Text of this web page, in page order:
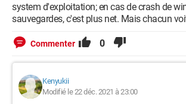
system d'exploitation; en cas de crash de
sauvegardes, c'est plus net. Mais chacun
Commenter 0
Kenyukii
Modifié le 22 déc. 2021 à 23:00